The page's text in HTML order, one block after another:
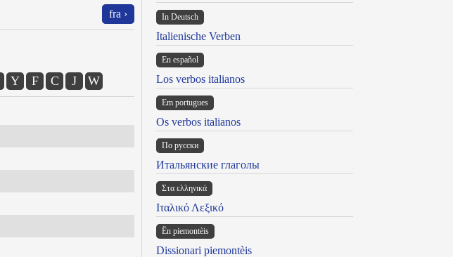
fra ›
Y F C J W
In Deutsch
Italienische Verben
En español
Los verbos italianos
Em portugues
Os verbos italianos
По русски
Итальянские глаголы
Στα ελληνικά
Ιταλικό Λεξικό
Ën piemontèis
Dissionari piemontèis